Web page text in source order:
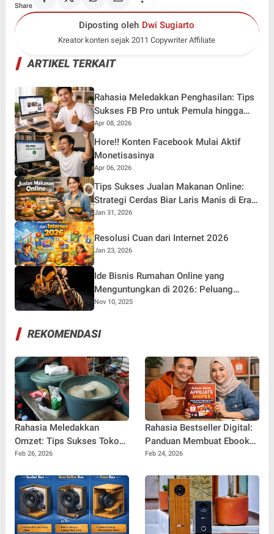
Share
Diposting oleh Dwi Sugiarto
Kreator konten sejak 2011 Copywriter Affiliate
ARTIKEL TERKAIT
Rahasia Meledakkan Penghasilan: Tips
Sukses FB Pro untuk Pemula hingga
Profesional
Apr 08, 2026
Hore!! Konten Facebook Mulai Aktif
Monetisasinya
Apr 06, 2026
Tips Sukses Jualan Makanan Online:
Strategi Cerdas Biar Laris Manis di Era
Digital
Jan 31, 2026
Resolusi Cuan dari Internet 2026
Jan 23, 2026
Ide Bisnis Rumahan Online yang
Menguntungkan di 2026: Peluang
Sukses dari Rumah!
Nov 10, 2025
REKOMENDASI
Rahasia Meledakkan
Omzet: Tips Sukses Toko
Sembako tanpa Lokasi
Dibahas!
Feb 26, 2026
Rahasia Bestseller Digital:
Panduan Membuat Ebook
yang Layak Jual dan Siap
Feb 24, 2026